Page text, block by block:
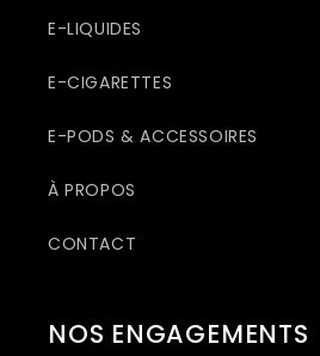
E-LIQUIDES
E-CIGARETTES
E-PODS & ACCESSOIRES
À PROPOS
CONTACT
NOS ENGAGEMENTS